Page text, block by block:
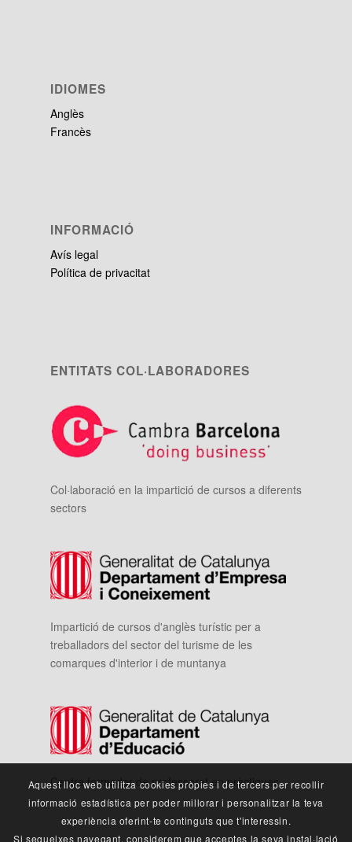
IDIOMES
Anglès
Francès
INFORMACIÓ
Avís legal
Política de privacitat
ENTITATS COL·LABORADORES
Col·laboració en la impartició de cursos a diferents
sectors
Impartició de cursos d'anglès turístic per a
treballadors del sector del turisme de les
comarques d'interior i de muntanya
Centre formador de professorat en pràctiques
Aquest lloc web utilitza cookies pròpies i de tercers per recollir
informació estadística per poder millorar i personalitzar la teva
experiència oferint-te continguts que t'interessin.
Si segueixes navegant, considerem que acceptes la seva instal·lació